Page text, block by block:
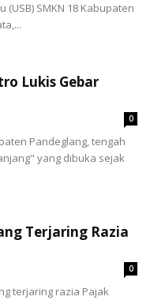
SMKN 18 Kabupaten
Lukis Gebar
0
Pandeglang, tengah
yang dibuka sejak
Terjaring Razia
0
terjaring razia Pajak